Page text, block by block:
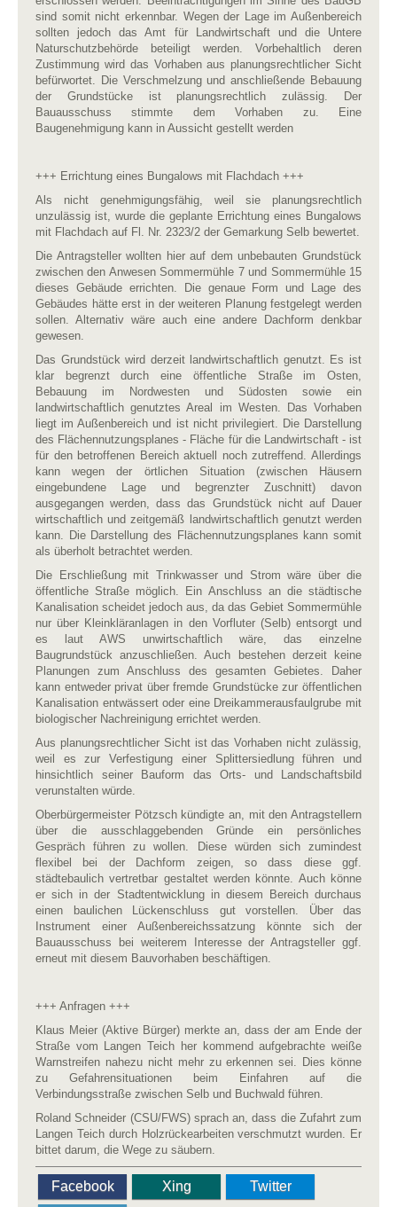
sind somit nicht erkennbar. Wegen der Lage im Außenbereich
sollten jedoch das Amt für Landwirtschaft und die Untere
Naturschutzbehörde beteiligt werden. Vorbehaltlich deren
Zustimmung wird das Vorhaben aus planungsrechtlicher Sicht
befürwortet. Die Verschmelzung und anschließende Bebauung
der Grundstücke ist planungsrechtlich zulässig. Der
Bauausschuss stimmte dem Vorhaben zu. Eine
Baugenehmigung kann in Aussicht gestellt werden
+++ Errichtung eines Bungalows mit Flachdach +++
Als nicht genehmigungsfähig, weil sie planungsrechtlich
unzulässig ist, wurde die geplante Errichtung eines Bungalows
mit Flachdach auf Fl. Nr. 2323/2 der Gemarkung Selb bewertet.
Die Antragsteller wollten hier auf dem unbebauten Grundstück
zwischen den Anwesen Sommermühle 7 und Sommermühle 15
dieses Gebäude errichten. Die genaue Form und Lage des
Gebäudes hätte erst in der weiteren Planung festgelegt werden
sollen. Alternativ wäre auch eine andere Dachform denkbar
gewesen.
Das Grundstück wird derzeit landwirtschaftlich genutzt. Es ist
klar begrenzt durch eine öffentliche Straße im Osten,
Bebauung im Nordwesten und Südosten sowie ein
landwirtschaftlich genutztes Areal im Westen. Das Vorhaben
liegt im Außenbereich und ist nicht privilegiert. Die Darstellung
des Flächennutzungsplanes - Fläche für die Landwirtschaft - ist
für den betroffenen Bereich aktuell noch zutreffend. Allerdings
kann wegen der örtlichen Situation (zwischen Häusern
eingebundene Lage und begrenzter Zuschnitt) davon
ausgegangen werden, dass das Grundstück nicht auf Dauer
wirtschaftlich und zeitgemäß landwirtschaftlich genutzt werden
kann. Die Darstellung des Flächennutzungsplanes kann somit
als überholt betrachtet werden.
Die Erschließung mit Trinkwasser und Strom wäre über die
öffentliche Straße möglich. Ein Anschluss an die städtische
Kanalisation scheidet jedoch aus, da das Gebiet Sommermühle
nur über Kleinkläranlagen in den Vorfluter (Selb) entsorgt und
es laut AWS unwirtschaftlich wäre, das einzelne
Baugrundstück anzuschließen. Auch bestehen derzeit keine
Planungen zum Anschluss des gesamten Gebietes. Daher
kann entweder privat über fremde Grundstücke zur öffentlichen
Kanalisation entwässert oder eine Dreikammerausfaulgrube mit
biologischer Nachreinigung errichtet werden.
Aus planungsrechtlicher Sicht ist das Vorhaben nicht zulässig,
weil es zur Verfestigung einer Splittersiedlung führen und
hinsichtlich seiner Bauform das Orts- und Landschaftsbild
verunstalten würde.
Oberbürgermeister Pötzsch kündigte an, mit den Antragstellern
über die ausschlaggebenden Gründe ein persönliches
Gespräch führen zu wollen. Diese würden sich zumindest
flexibel bei der Dachform zeigen, so dass diese ggf.
städtebaulich vertretbar gestaltet werden könnte. Auch könne
er sich in der Stadtentwicklung in diesem Bereich durchaus
einen baulichen Lückenschluss gut vorstellen. Über das
Instrument einer Außenbereichssatzung könnte sich der
Bauausschuss bei weiterem Interesse der Antragsteller ggf.
erneut mit diesem Bauvorhaben beschäftigen.
+++ Anfragen +++
Klaus Meier (Aktive Bürger) merkte an, dass der am Ende der
Straße vom Langen Teich her kommend aufgebrachte weiße
Warnstreifen nahezu nicht mehr zu erkennen sei. Dies könne
zu Gefahrensituationen beim Einfahren auf die
Verbindungsstraße zwischen Selb und Buchwald führen.
Roland Schneider (CSU/FWS) sprach an, dass die Zufahrt zum
Langen Teich durch Holzrückearbeiten verschmutzt wurden. Er
bittet darum, die Wege zu säubern.
Facebook Xing
Twitter